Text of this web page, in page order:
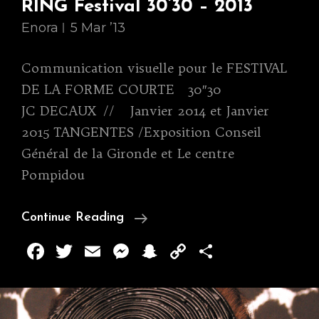
RING Festival 30’30 – 2013
Enora 5 Mar ’13
Communication visuelle pour le FESTIVAL
DE LA FORME COURTE 30″30
JC DECAUX // Janvier 2014 et Janvier
2015 TANGENTES /Exposition Conseil
Général de la Gironde et Le centre
Pompidou
Continue Reading
RING
30’30
2013
F
c
T
it
E
ai
M
ss
S
a
C
p ta